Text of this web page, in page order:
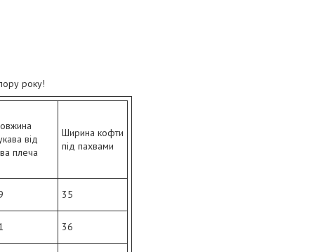
року!
від
плеча
Ширина кофти
під пахвами
35
36